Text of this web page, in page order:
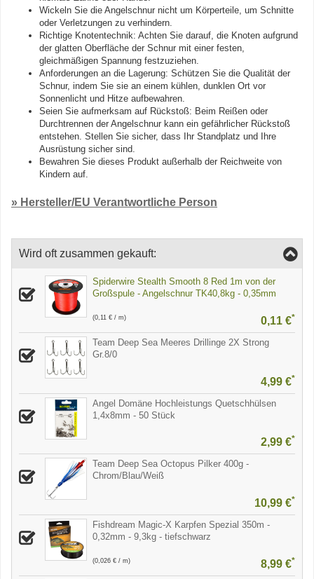
Wickeln Sie die Angelschnur nicht um Körperteile, um Schnitte
oder Verletzungen zu verhindern.
Richtige Knotentechnik: Achten Sie darauf, die Knoten aufgrund
der glatten Oberfläche der Schnur mit einer festen,
gleichmäßigen Spannung festzuziehen.
Anforderungen an die Lagerung: Schützen Sie die Qualität der
Schnur, indem Sie sie an einem kühlen, dunklen Ort vor
Sonnenlicht und Hitze aufbewahren.
Seien Sie aufmerksam auf Rückstoß: Beim Reißen oder
Durchtrennen der Angelschnur kann ein gefährlicher Rückstoß
entstehen. Stellen Sie sicher, dass Ihr Standplatz und Ihre
Ausrüstung sicher sind.
Bewahren Sie dieses Produkt außerhalb der Reichweite von
Kindern auf.
» Hersteller/EU Verantwortliche Person
Wird oft zusammen gekauft:
Spiderwire Stealth Smooth 8 Red 1m von der
Großspule - Angelschnur TK40,8kg - 0,35mm
(0,11 € / m) 0,11 €*
Team Deep Sea Meeres Drillinge 2X Strong
Gr.8/0
4,99 €*
Angel Domäne Hochleistungs Quetschhülsen
1,4x8mm - 50 Stück
2,99 €*
Team Deep Sea Octopus Pilker 400g -
Chrom/Blau/Weiß
10,99 €*
Fishdream Magic-X Karpfen Spezial 350m -
0,32mm - 9,3kg - tiefschwarz
(0,026 € / m) 8,99 €*